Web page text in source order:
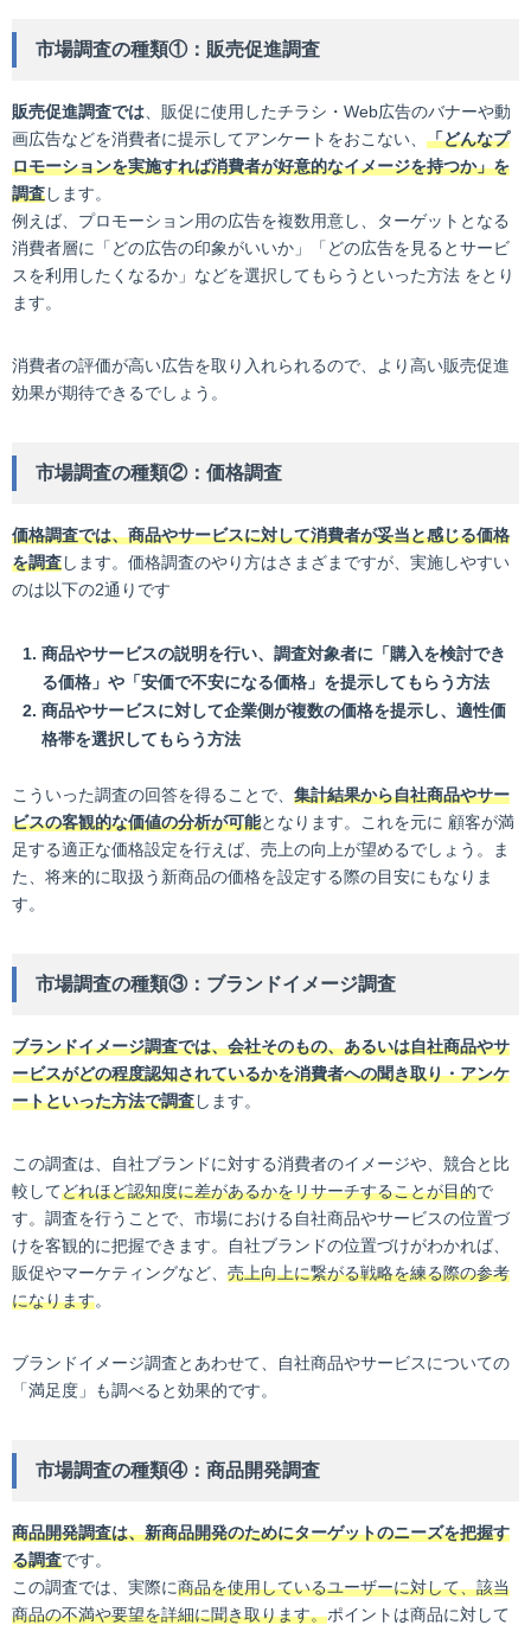
市場調査の種類①：販売促進調査
販売促進調査では 、販促に使用したチラシ・Web広告のバナーや動
画広告などを消費者に提示してアンケートをおこない、 「どんなプ
ロモーションを実施すれば消費者が好意的なイメージを持つか」を
調査します。
例えば、プロモーション用の広告を複数用意し、ターゲットとなる
消費者層に「どの広告の印象がいいか」「どの広告を見るとサービ
スを利用したくなるか」などを選択してもらうといった方法 をとり
ます。
消費者の評価が高い広告を取り入れられるので、より高い販売促進
効果が期待できるでしょう。
市場調査の種類②：価格調査
価格調査では、商品やサービスに対して消費者が妥当と感じる価格
を調査します。価格調査のやり方はさまざまですが、実施しやすい
のは以下の2通りです
商品やサービスの説明を行い、調査対象者に「購入を検討でき
る価格」や「安価で不安になる価格」を提示してもらう方法
商品やサービスに対して企業側が複数の価格を提示し、適性価
格帯を選択してもらう方法
こういった調査の回答を得ることで、 集計結果から自社商品やサー
ビスの客観的な価値の分析が可能となります。これを元に 顧客が満
足する適正な価格設定を行えば、売上の向上が望めるでしょう。ま
た、将来的に取扱う新商品の価格を設定する際の目安にもなりま
す。
市場調査の種類③：ブランドイメージ調査
ブランドイメージ調査では、会社そのもの、あるいは自社商品やサ
ービスがどの程度認知されているかを消費者への聞き取り・アンケ
ートといった方法で調査します。
この調査は、自社ブランドに対する消費者のイメージや、競合と比
較してどれほど認知度に差があるかをリサーチすることが目的で
す。調査を行うことで、市場における自社商品やサービスの位置づ
けを客観的に把握できます。自社ブランドの位置づけがわかれば、
販促やマーケティングなど、 売上向上に繋がる戦略を練る際の参考
になります。
ブランドイメージ調査とあわせて、自社商品やサービスについての
「満足度」も調べると効果的です。
市場調査の種類④：商品開発調査
商品開発調査は、新商品開発のためにターゲットのニーズを把握す
る調査です。
この調査では、実際に商品を使用しているユーザーに対して、該当
商品の不満や要望を詳細に聞き取ります。ポイントは商品に対して